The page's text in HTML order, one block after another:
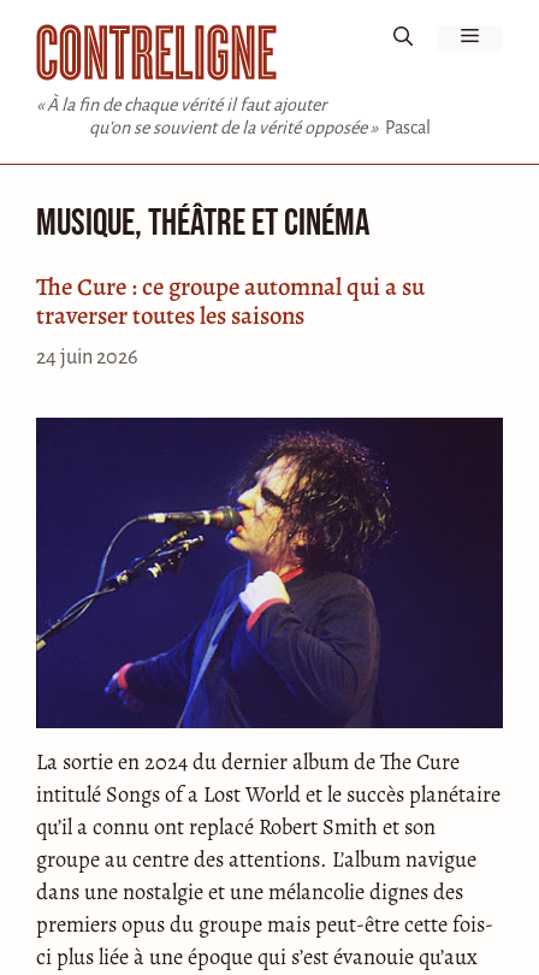
contenu
« À la fin de chaque vérité il faut ajouter
qu'on se souvient de la vérité opposée » Pascal
Menu
Musique, théâtre et cinéma
The Cure : ce groupe automnal qui a su
traverser toutes les saisons
24 juin 2026
La sortie en 2024 du dernier album de The Cure
intitulé Songs of a Lost World et le succès planétaire
qu’il a connu ont replacé Robert Smith et son
groupe au centre des attentions. L’album navigue
dans une nostalgie et une mélancolie dignes des
premiers opus du groupe mais peut-être cette fois-
ci plus liée à une époque qui s’est évanouie qu’aux